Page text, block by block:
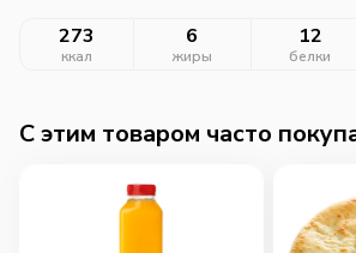
273
ккал
6
жиры
12
белки
C этим товаром часто